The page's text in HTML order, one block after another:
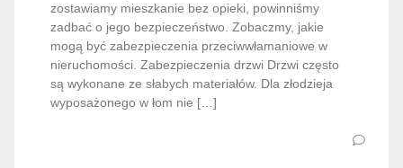
zostawiamy mieszkanie bez opieki, powinniśmy
zadbać o jego bezpieczeństwo. Zobaczmy, jakie
mogą być zabezpieczenia przeciwwłamaniowe w
nieruchomości. Zabezpieczenia drzwi Drzwi często
są wykonane ze słabych materiałów. Dla złodzieja
wyposażonego w łom nie […]